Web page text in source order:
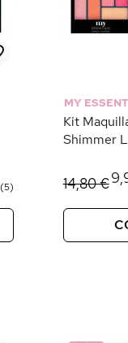
(5)
MY
Kit
Shimmer
14,80 €